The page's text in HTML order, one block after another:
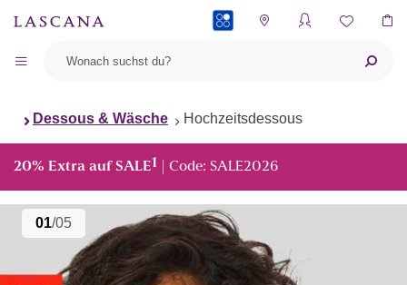
Dessous & Wäsche Hochzeitsdessous
20% Extra auf SALE1 | Code: SALE2026
01/05